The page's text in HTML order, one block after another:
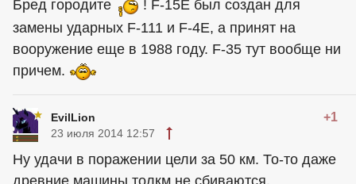
Бред городите
! F-15E был создан для
замены ударных F-111 и F-4E, а принят на
вооружение еще в 1988 году. F-35 тут вообще ни
причем.
EvilLion +1
23 июля 2014 12:57
Ну удачи в поражении цели за 50 км. То-то даже
древние машины толкм не сбиваются.